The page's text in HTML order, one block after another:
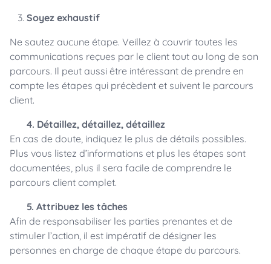
Soyez exhaustif
Ne sautez aucune étape. Veillez à couvrir toutes les
communications reçues par le client tout au long de son
parcours. Il peut aussi être intéressant de prendre en
compte les étapes qui précèdent et suivent le parcours
client.
4. Détaillez, détaillez, détaillez
En cas de doute, indiquez le plus de détails possibles.
Plus vous listez d’informations et plus les étapes sont
documentées, plus il sera facile de comprendre le
parcours client complet.
5. Attribuez les tâches
Afin de responsabiliser les parties prenantes et de
stimuler l’action, il est impératif de désigner les
personnes en charge de chaque étape du parcours.